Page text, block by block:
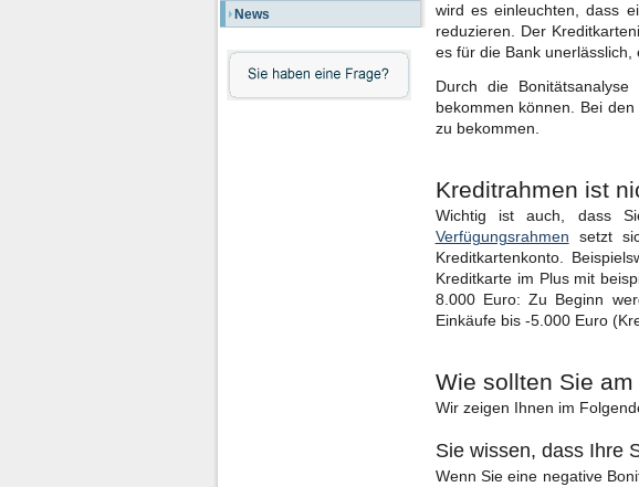
wird es einleuchten, dass
reduzieren. Der
es für die Bank unerlässlich,
Durch die
bekommen können. Bei
zu bekommen.
Kreditrahmen ist
Wichtig ist auch, dass
Verfügungsrahmen setzt
Kreditkartenkonto.
Kreditkarte im Plus mit
8.000 Euro: Zu Beginn
Einkäufe bis -5.000 Euro
Wie sollten Sie
Wir zeigen Ihnen im
Sie wissen, dass Ihre
Wenn Sie eine negative
News